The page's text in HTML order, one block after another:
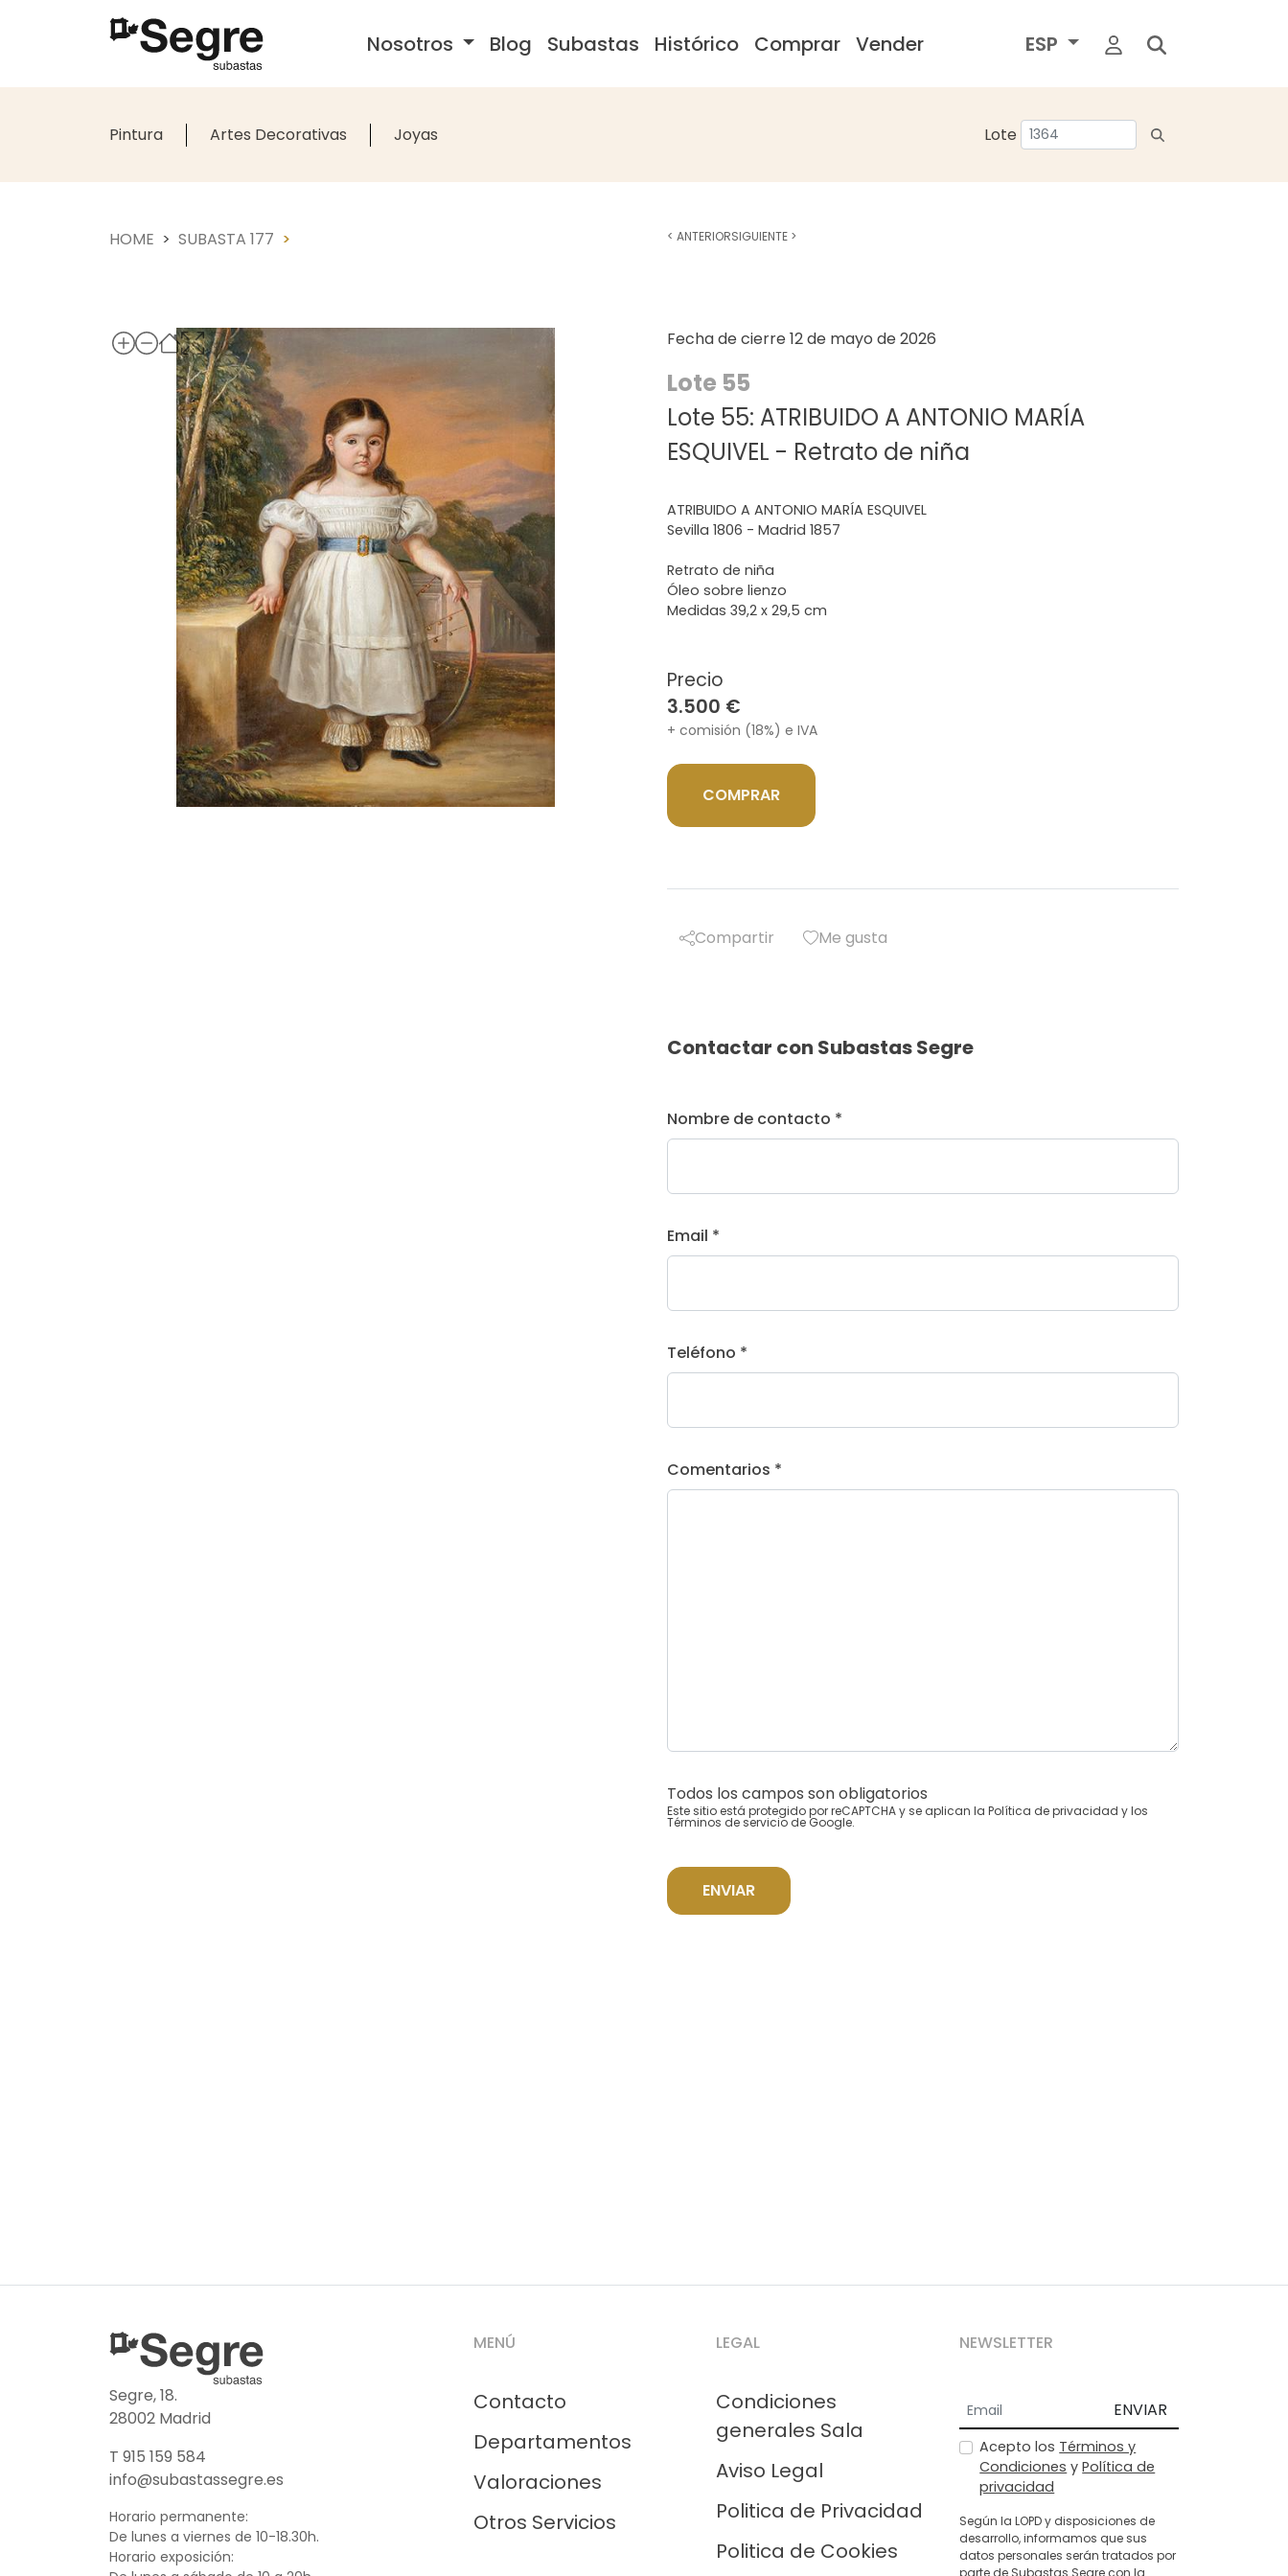
Nosotros Blog Subastas Histórico Comprar Vender ESP
Pintura Artes Decorativas Joyas Lote
HOME SUBASTA 177
Fecha de cierre 12 de mayo de 2026
Lote 55
Lote 55: ATRIBUIDO A ANTONIO MARÍA
ESQUIVEL - Retrato de niña
Precio
3.500 €
+ comisión (18%) e IVA
COMPRAR
ATRIBUIDO A ANTONIO MARÍA ESQUIVEL
Sevilla 1806 - Madrid 1857
Retrato de niña
Óleo sobre lienzo
Medidas 39,2 x 29,5 cm
Compartir Me gusta
< ANTERIORSIGUIENTE >
Contactar con Subastas Segre
Nombre de contacto *
Email *
Teléfono *
Comentarios *
Todos los campos son obligatorios
Este sitio está protegido por reCAPTCHA y se aplican la Política de privacidad y los
Términos de servicio de Google.
ENVIAR
Segre, 18.
28002 Madrid
T 915 159 584
info@subastassegre.es
Horario permanente:
De lunes a viernes de 10-18.30h.
Horario exposición:
MENÚ
Contacto
Departamentos
Valoraciones
Otros Servicios
LEGAL
Condiciones
generales Sala
Aviso Legal
Politica de Privacidad
Politica de Cookies
NEWSLETTER
ENVIAR
Acepto los Términos y
Condiciones yPolítica de
privacidad
Según la LOPD y disposiciones de
desarrollo, informamos que sus
datos personales serán tratados por
parte de Subastas Segre con la